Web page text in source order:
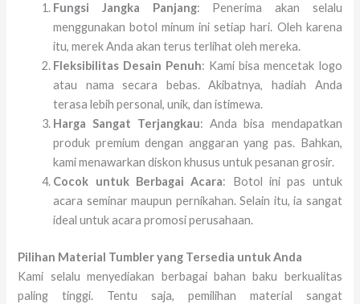
Fungsi Jangka Panjang: Penerima akan selalu
menggunakan botol minum ini setiap hari. Oleh karena
itu, merek Anda akan terus terlihat oleh mereka.
Fleksibilitas Desain Penuh: Kami bisa mencetak logo
atau nama secara bebas. Akibatnya, hadiah Anda
terasa lebih personal, unik, dan istimewa.
Harga Sangat Terjangkau: Anda bisa mendapatkan
produk premium dengan anggaran yang pas. Bahkan,
kami menawarkan diskon khusus untuk pesanan grosir.
Cocok untuk Berbagai Acara: Botol ini pas untuk
acara seminar maupun pernikahan. Selain itu, ia sangat
ideal untuk acara promosi perusahaan.
Pilihan Material Tumbler yang Tersedia untuk Anda
Kami selalu menyediakan berbagai bahan baku berkualitas
paling tinggi. Tentu saja, pemilihan material sangat